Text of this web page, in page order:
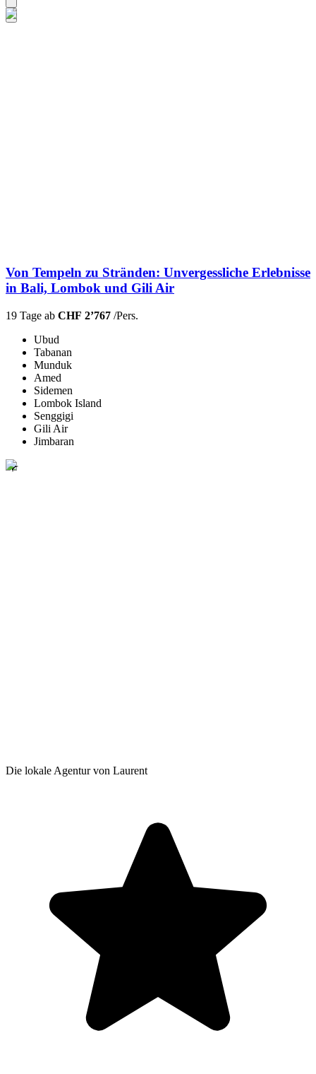
Von Tempeln zu Stränden: Unvergessliche Erlebnisse
in Bali, Lombok und Gili Air
19 Tage ab CHF 2’767 /Pers.
Ubud
Tabanan
Munduk
Amed
Sidemen
Lombok Island
Senggigi
Gili Air
Jimbaran
Die lokale Agentur von Laurent